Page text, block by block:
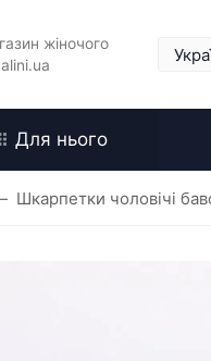
жіночого
Для нього
Шкарпетки чоловічі